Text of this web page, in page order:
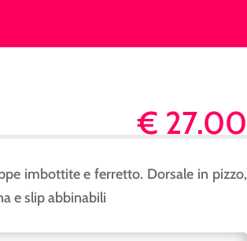
€ 27.00
imbottite e ferretto. Dorsale in pizzo,
e slip abbinabili